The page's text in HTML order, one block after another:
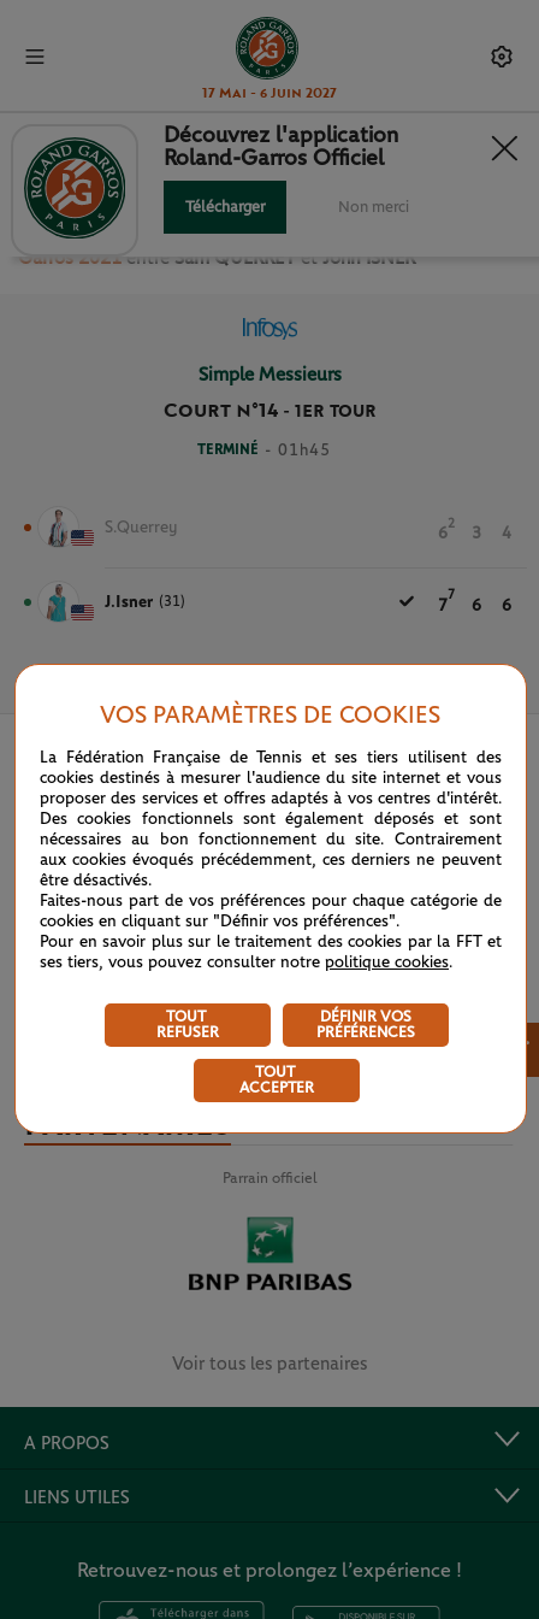
17 Mai - 6 Juin 2027
1ER TOUR SIMPLE MESSIEURS
Revivez le match du 1er Tour Simple Messieurs Roland
Garros 2021 entre Sam QUERREY et John ISNER
Simple Messieurs
Court n°14- 1ER TOUR
TERMINÉ - 01h45
S.Querrey 6
2
3 4
J.Isner (31) 7
7
6 6
Découvrez l'application
Roland-Garros Officiel
Télécharger Non merci
PARTENAIRES
Parrain officiel
Voir tous les partenaires
A PROPOS
LIENS UTILES
Retrouvez-nous et prolongez l’expérience !
VOS PARAMÈTRES DE COOKIES
La Fédération Française de Tennis et ses tiers utilisent des
cookies destinés à mesurer l'audience du site internet et vous
proposer des services et offres adaptés à vos centres d'intérêt.
Des cookies fonctionnels sont également déposés et sont
nécessaires au bon fonctionnement du site. Contrairement
aux cookies évoqués précédemment, ces derniers ne peuvent
être désactivés.
Faites-nous part de vos préférences pour chaque catégorie de
cookies en cliquant sur "Définir vos préférences".
Pour en savoir plus sur le traitement des cookies par la FFT et
ses tiers, vous pouvez consulter notre politique cookies.
TOUT
REFUSER
DÉFINIR VOS
PRÉFÉRENCES
TOUT
ACCEPTER